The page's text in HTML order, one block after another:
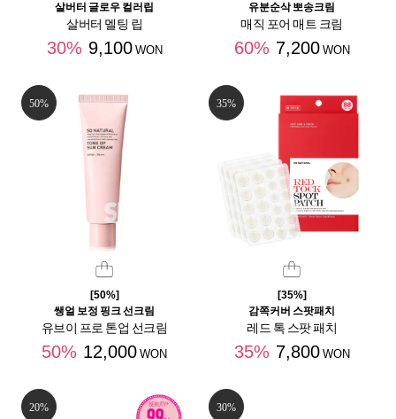
살버터 글로우 컬러립
살버터 멜팅 립
30% 9,100 WON
유분순삭 뽀송크림
매직 포어 매트 크림
60% 7,200 WON
50%
[50%]
쌩얼 보정 핑크 선크림
유브이 프로 톤업 선크림
50% 12,000 WON
35%
[35%]
감쪽커버 스팟패치
레드 톡 스팟 패치
35% 7,800 WON
20% 30%